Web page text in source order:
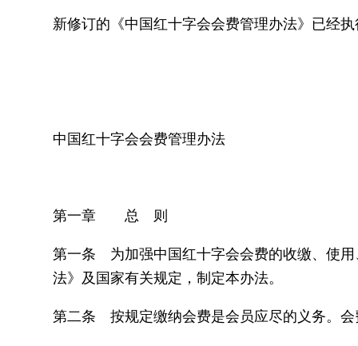
新修订的《中国红十字会会费管理办法》已经
中国红十字会会费管理办法
第一章 总 则
第一条 为加强中国红十字会会费的收缴、使用
法》及国家有关规定，制定本办法。
第二条 按规定缴纳会费是会员应尽的义务。